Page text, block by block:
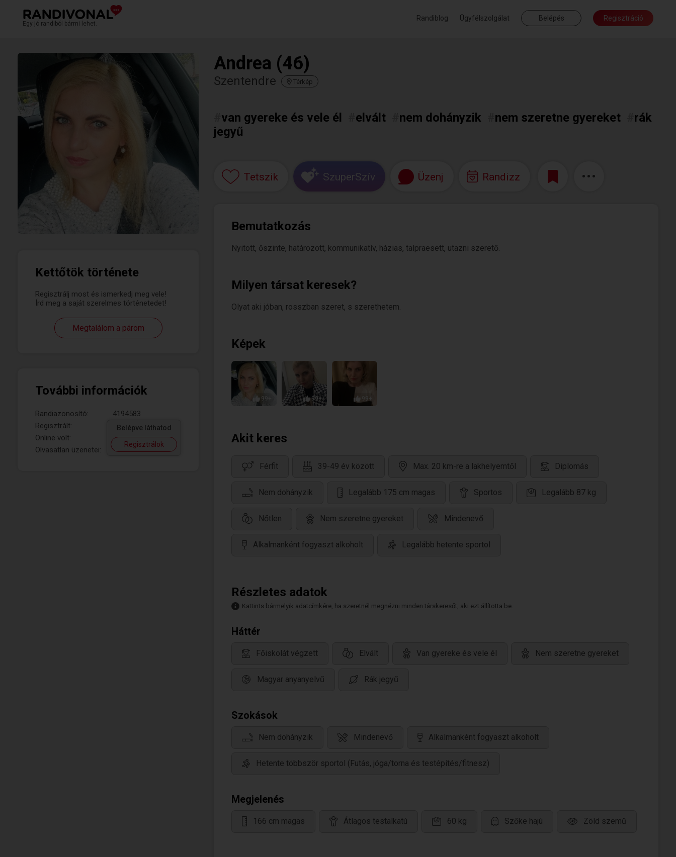
Egy jó randiból bármi lehet.
Randiblog Ügyfélszolgálat Belépés Regisztráció
Kettőtök története
Regisztrálj most és ismerkedj meg vele!
Írd meg a saját szerelmes történetedet!
Megtalálom a párom
További információk
Randiazonosító:
4194583
Regisztrált:
Online volt:
Olvasatlan üzenetei:
Belépve láthatod
Regisztrálok
Andrea (46)
Szentendre Térkép
van gyereke és vele él elvált nem dohányzik nem szeretne gyereket
rák
jegyű
Tetszik SzuperSzív Üzenj Randizz
Bemutatkozás
Nyitott, őszinte, határozott, kommunikatív, házias, talpraesett, utazni szerető.
Milyen társat keresek?
Olyat aki jóban, rosszban szeret, s szerethetem.
Képek
99+ 99+ 99+
Akit keres
Férfit 39-49 év között Max. 20 km-re a lakhelyemtől Diplomás
Nem dohányzik Legalább 175 cm magas Sportos Legalább 87 kg
Nőtlen Nem szeretne gyereket Mindenevő
Alkalmanként fogyaszt alkoholt Legalább hetente sportol
Részletes adatok
Kattints bármelyik adatcímkére, ha szeretnél megnézni minden társkeresőt, aki ezt állította be.
Háttér
Főiskolát végzett Elvált Van gyereke és vele él Nem szeretne gyereket
Magyar anyanyelvű Rák jegyű
Szokások
Nem dohányzik Mindenevő Alkalmanként fogyaszt alkoholt
Hetente többször sportol (Futás, jóga/torna és testépítés/fitnesz)
Megjelenés
166 cm magas Átlagos testalkatú 60 kg Szőke hajú Zöld szemű